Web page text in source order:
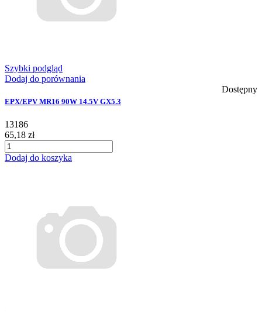
Szybki podgląd
Dodaj do porównania
Dostępny
EPX/EPV MR16 90W 14.5V GX5.3
13186
65,18 zł
Dodaj do koszyka